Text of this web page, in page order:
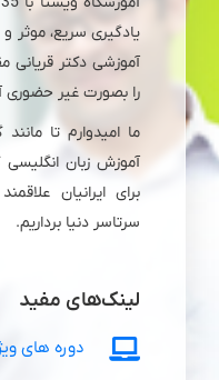
یادگیری سریع، موثر
آموزشی دکتر قریانی
را بصورت غیر حضوری
ما امیدوارم تا
آموزش زبان انگلیسی
برای ایرانیان
سرتاسر دنیا برداریم.
لینک‌های مفید
دوره های